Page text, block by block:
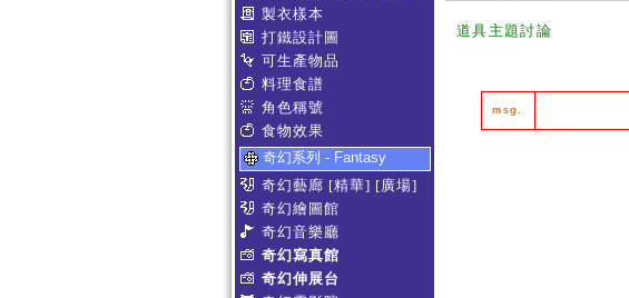
製衣樣本
打鐵設計圖
可生產物品
料理食譜
角色稱號
食物效果
奇幻系列 - Fantasy
奇幻藝廊 [精華] [廣場]
奇幻繪圖館
奇幻音樂廳
奇幻寫真館
奇幻伸展台
道具主題討論
msg.